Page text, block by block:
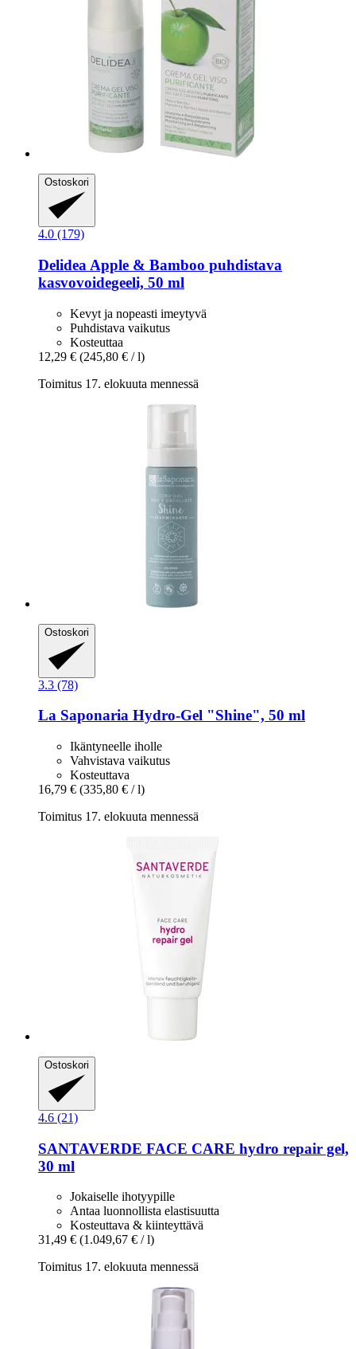
Ostoskori
4.0 (179)
Delidea Apple & Bamboo puhdistava
kasvovoidegeeli, 50 ml
Kevyt ja nopeasti imeytyvä
Puhdistava vaikutus
Kosteuttaa
12,29 € (245,80 € / l)
Toimitus 17. elokuuta mennessä
Ostoskori
3.3 (78)
La Saponaria Hydro-​Gel "Shine", 50 ml
Ikäntyneelle iholle
Vahvistava vaikutus
Kosteuttava
16,79 € (335,80 € / l)
Toimitus 17. elokuuta mennessä
Ostoskori
4.6 (21)
SANTAVERDE FACE CARE hydro repair gel,
30 ml
Jokaiselle ihotyypille
Antaa luonnollista elastisuutta
Kosteuttava & kiinteyttävä
31,49 € (1.049,67 € / l)
Toimitus 17. elokuuta mennessä